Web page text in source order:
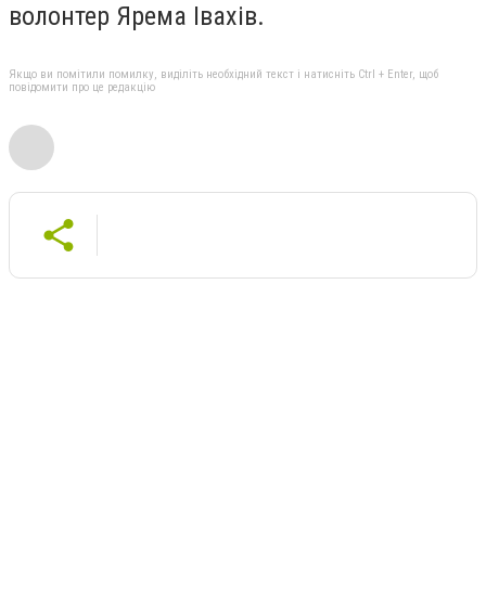
волонтер Ярема Івахів.
Якщо ви помітили помилку, виділіть необхідний текст і натисніть Ctrl + Enter, щоб
повідомити про це редакцію